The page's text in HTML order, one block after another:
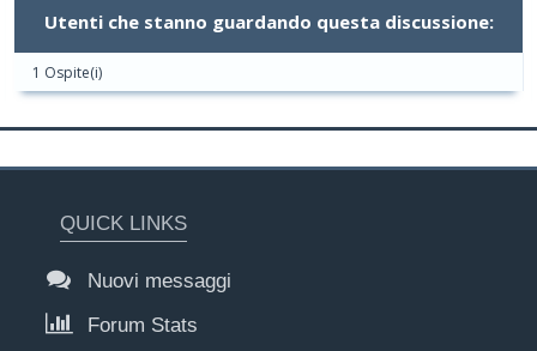
Utenti che stanno guardando questa discussione:
1 Ospite(i)
QUICK LINKS
Nuovi messaggi
Forum Stats